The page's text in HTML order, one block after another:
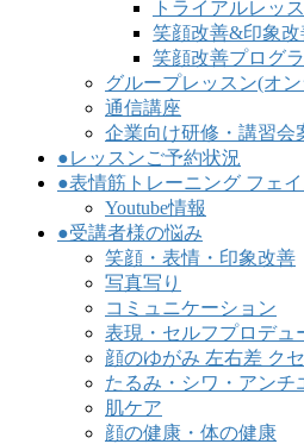
トライアルレッ
笑顔改善&印象
笑顔改善プログ
グループレッスン(オ
通信講座
企業向け研修・講習会
●レッスンご予約状況
●表情筋トレーニング フェ
Youtube情報
●受講者様の悩み
笑顔・表情・印象改善
写真写り
コミュニケーション
表現・セルフプロデュ
顔のゆがみ 左右差 クセ
たるみ・シワ・アンチ
肌ケア
顔の健康・体の健康